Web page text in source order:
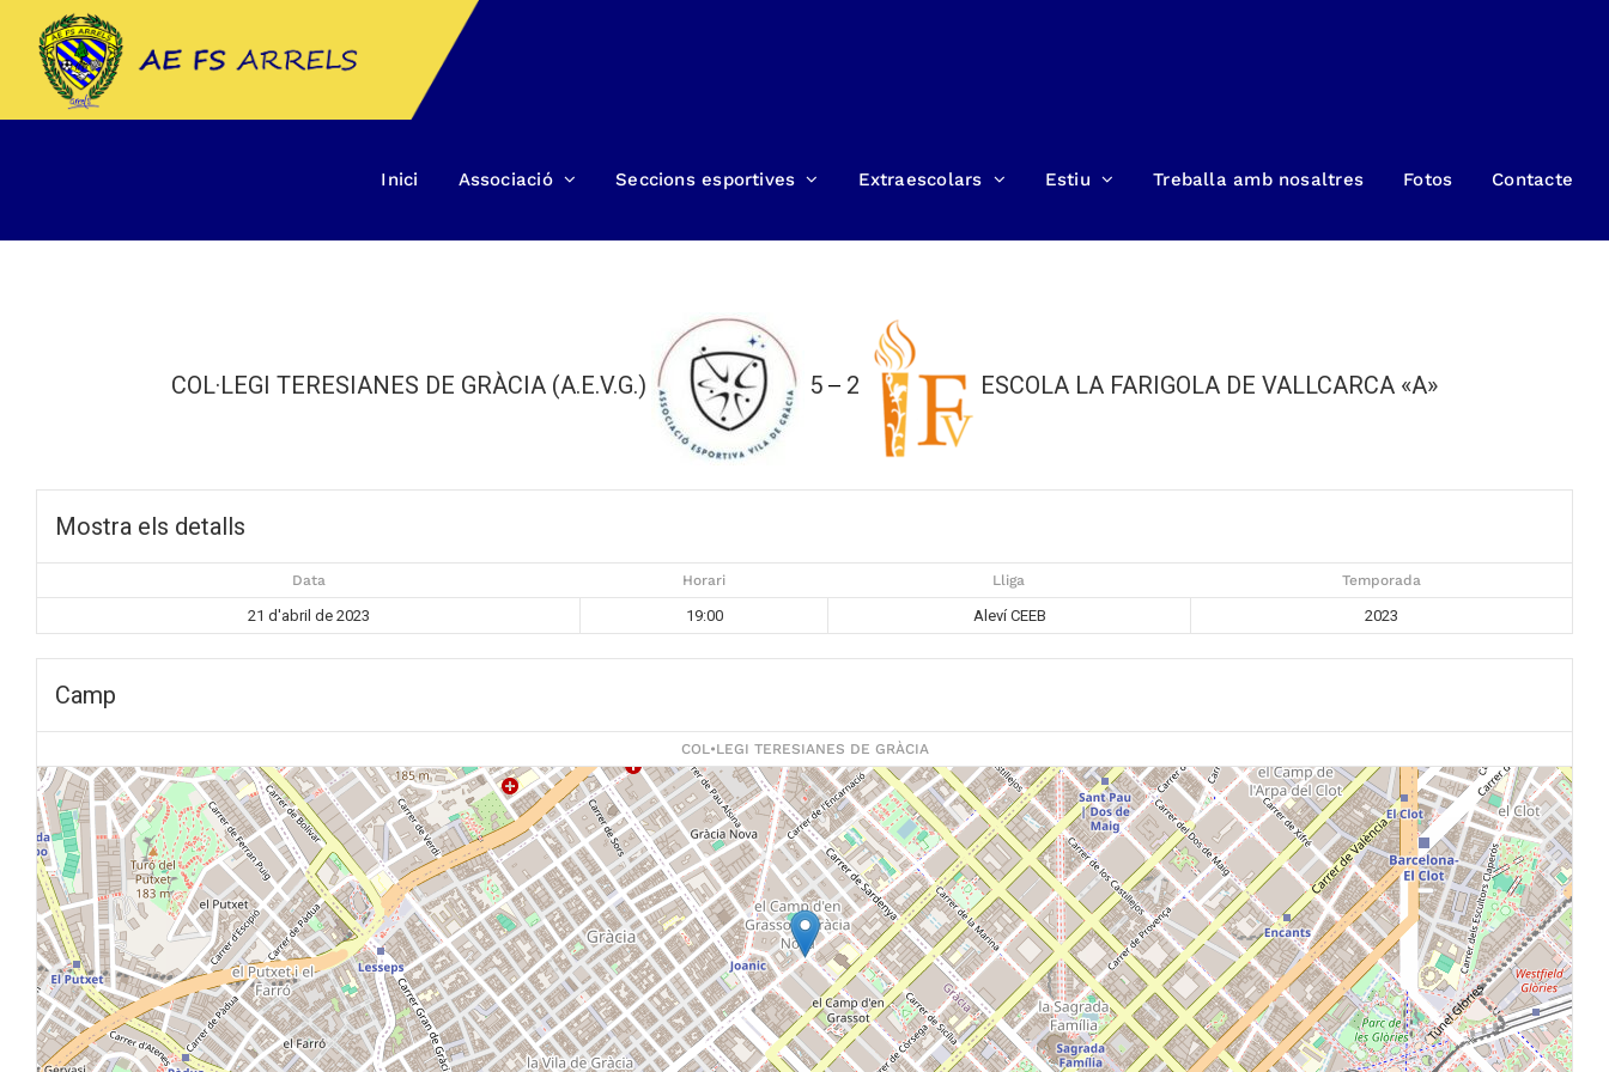
content
Inici Associació Seccions esportives Extraescolars Estiu Treballa amb nosaltres Fotos Contacte
COL·LEGI TERESIANES DE GRÀCIA (A.E.V.G.) 5 — 2 ESCOLA LA FARIGOLA DE VALLCARCA «A»
Mostra els detalls
Data Horari Lliga Temporada
21 d'abril de 2023 19:00 Aleví CEEB 2023
Camp
COL•LEGI TERESIANES DE GRÀCIA